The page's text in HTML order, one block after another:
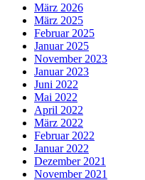
März 2026
März 2025
Februar 2025
Januar 2025
November 2023
Januar 2023
Juni 2022
Mai 2022
April 2022
März 2022
Februar 2022
Januar 2022
Dezember 2021
November 2021